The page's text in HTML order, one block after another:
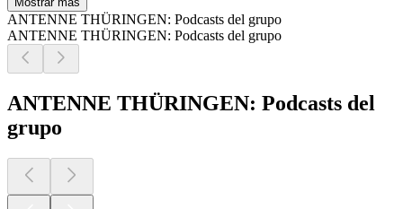
ANTENNE THÜRINGEN: Podcasts del grupo
ANTENNE THÜRINGEN: Podcasts del grupo
ANTENNE THÜRINGEN: Podcasts del
grupo